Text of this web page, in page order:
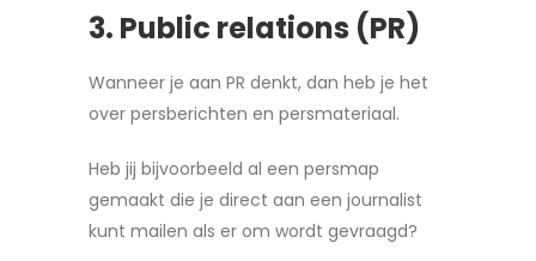
3. Public relations (PR)
Wanneer je aan PR denkt, dan heb je het
over persberichten en persmateriaal.
Heb jij bijvoorbeeld al een persmap
gemaakt die je direct aan een journalist
kunt mailen als er om wordt gevraagd?